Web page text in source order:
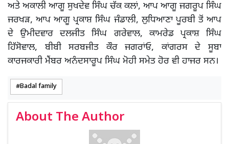
ਅਤੇ ਅਕਾਲੀ ਆਗੂ ਸੁਖਦੇਵ ਸਿੰਘ ਚੱਕ ਕਲਾਂ, ਆਪ ਆਗੂ ਜਗਰੂਪ ਸਿੰਘ
ਜਰਖੜ, ਆਪ ਆਗੂ ਪ੍ਰਕਾਸ਼ ਸਿੰਘ ਜੰਡਾਲੀ, ਲੁਧਿਆਣਾ ਪੂਰਬੀ ਤੋਂ ਆਪ
ਦੇ ਉਮੀਦਵਾਰ ਦਲਜੀਤ ਸਿੰਘ ਗਰੇਵਾਲ, ਕਾਮਰੇਡ ਪ੍ਰਕਾਸ਼ ਸਿੰਘ
ਹਿੱਸੋਵਾਲ, ਬੀਬੀ ਸਰਬਜੀਤ ਕੌਰ ਜਗਰਾਂਓ, ਕਾਂਗਰਸ ਦੇ ਸੂਬਾ
ਕਾਰਜਕਾਰੀ ਮੈਂਬਰ ਅਨੰਦਸਾਰੂਪ ਸਿੰਘ ਮੋਹੀ ਸਮੇਤ ਹੋਰ ਵੀ ਹਾਜਰ ਸਨ।
Badal family
About The Author